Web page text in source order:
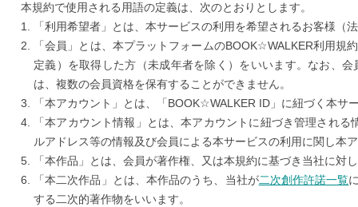
本規約で使用される用語の定義は、次のとおりとします。
「利用希望者」とは、本サービスの利用を希望されるお客様（
「会員」とは、本プラットフォームのBOOK☆WALKER利用
定義）を取得した方（未成年者を除く）をいいます。なお、
は、複数の会員資格を保有することができません。
「本アカウント」とは、「BOOK☆WALKER ID」に紐づく本
「本アカウント情報」とは、本アカウントに紐づき管理され
ルアドレス等の情報及び会員による本サービスの利用に関し本
「本作品」とは、会員が著作権、又は本規約に基づき当社に
「本二次作品」とは、本作品のうち、当社が二次創作許諾一覧
する二次的著作物をいいます。